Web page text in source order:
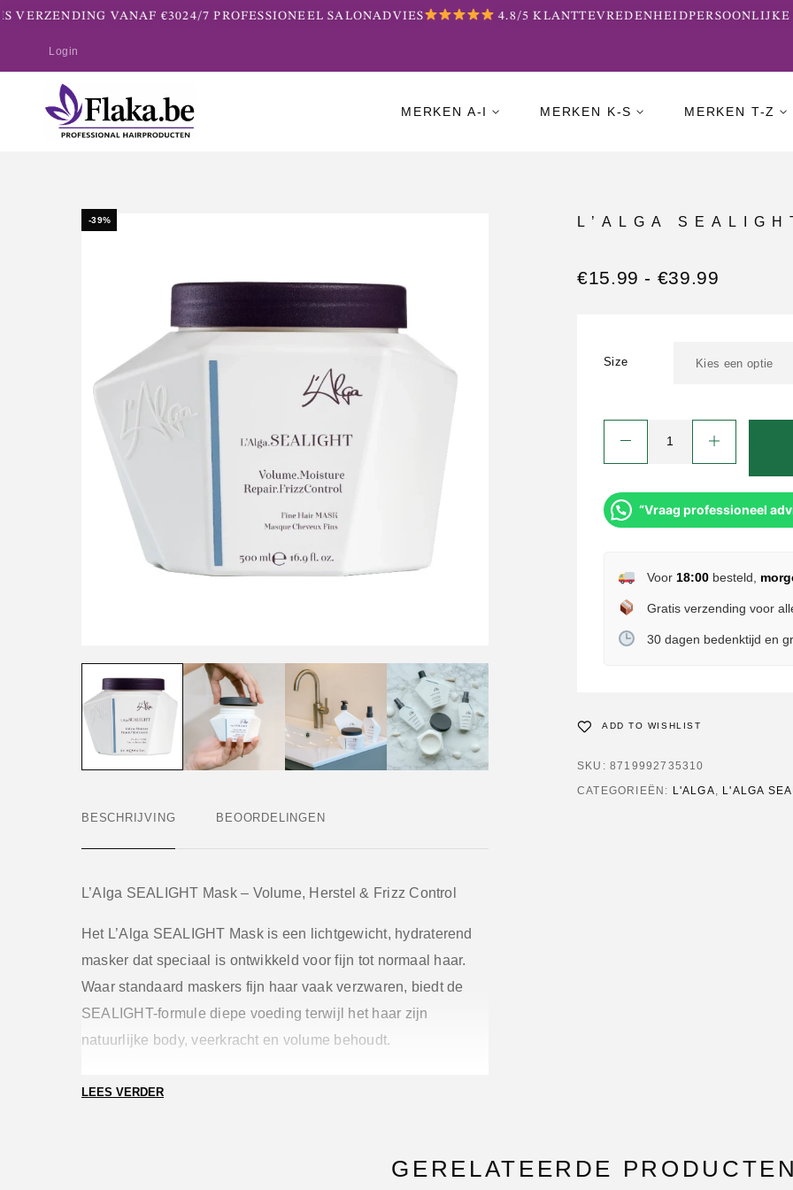
VERZENDING VANAF €3024/7 PROFESSIONEEL SALONADVIES 4.8/5 KLANTTEVREDENHEIDPERSOONLIJKE
Login
MERKEN A-I MERKEN K-S MERKEN T-Z
-39%
BESCHRIJVING BEOORDELINGEN
L’Alga SEALIGHT Mask – Volume, Herstel & Frizz Control
Het L’Alga SEALIGHT Maskis een lichtgewicht, hydraterend
masker dat speciaal is ontwikkeld voor fijn tot normaal haar.
Waar standaard maskers fijn haar vaak verzwaren, biedt de
SEALIGHT-formule diepe voeding terwijl het haar zijn
natuurlijke body, veerkracht en volume behoudt.
beschadigingen in de haarschubben te herstellen en de
LEES VERDER
L’ALGA
€15.99 - €39.99
Size
“Vraag professioneel
Voor 18:00besteld,
Gratis verzending voor
30 dagen bedenktijd en
ADD TO WISHLIST
SKU: 8719992735310
CATEGORIEËN: L'ALGA, L'ALGA
GERELATEERDE